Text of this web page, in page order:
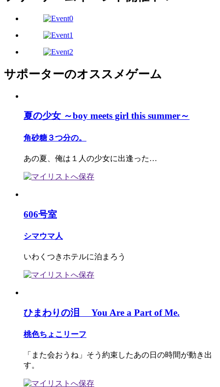
サポーターのオススメゲーム
夏の少女 ～boy meets girl this summer～
角砂糖３つ分の。
あの夏、俺は１人の少女に出逢った…
606号室
シマウマ人
いわくつきホテルに泊まろう
ひまわりの泪 You Are a Part of Me.
桃色ちょこリーフ
「また会おうね」そう約束したあの日の時間が動き出
す。